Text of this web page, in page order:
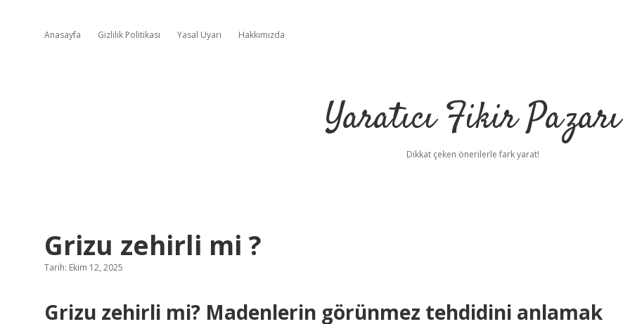
Anasayfa Gizlilik Politikası Yasal Uyarı Hakkımızda
Yaratıcı Fikir Pazarı
Dikkat çeken önerilerle fark yarat!
Grizu zehirli mi ?
Tarih: Ekim 12, 2025
Grizu zehirli mi? Madenlerin görünmez tehdidini anlamak